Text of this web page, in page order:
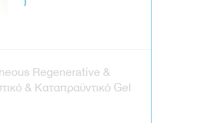
Regenerative &
& Καταπραϋντικό Gel